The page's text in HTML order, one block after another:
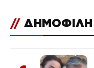
// ΔΗΜΟΦΙΛΗ